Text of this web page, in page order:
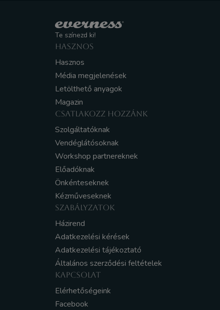
Te színezd ki!
HASZNOS
Hasznos
Média megjelenések
Letölthető anyagok
Magazin
CSATLAKOZZ HOZZÁNK
Szolgáltatóknak
Vendéglátósoknak
Workshop partnereknek
Előadóknak
Önkénteseknek
Kézműveseknek
SZABÁLYZATOK
Házirend
Adatkezelési kérések
Adatkezelési tájékoztató
Általános szerződési feltételek
KAPCSOLAT
Elérhetőségeink
Facebook